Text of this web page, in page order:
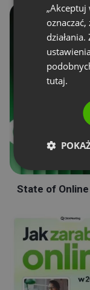
State of
„Akceptuj
oznaczać,
tutaj.